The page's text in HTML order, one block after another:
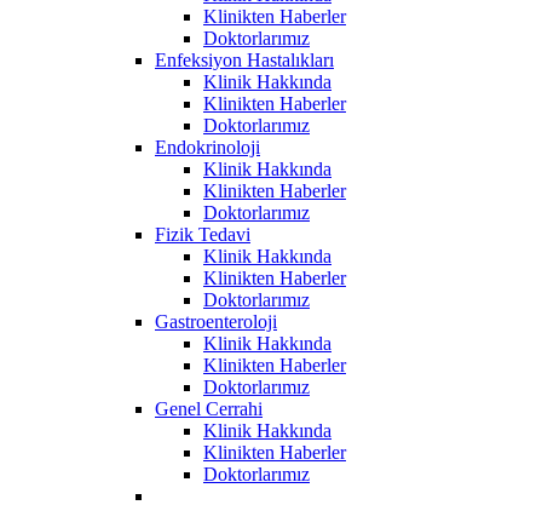
Klinikten Haberler
Doktorlarımız
Enfeksiyon Hastalıkları
Klinik Hakkında
Klinikten Haberler
Doktorlarımız
Endokrinoloji
Klinik Hakkında
Klinikten Haberler
Doktorlarımız
Fizik Tedavi
Klinik Hakkında
Klinikten Haberler
Doktorlarımız
Gastroenteroloji
Klinik Hakkında
Klinikten Haberler
Doktorlarımız
Genel Cerrahi
Klinik Hakkında
Klinikten Haberler
Doktorlarımız